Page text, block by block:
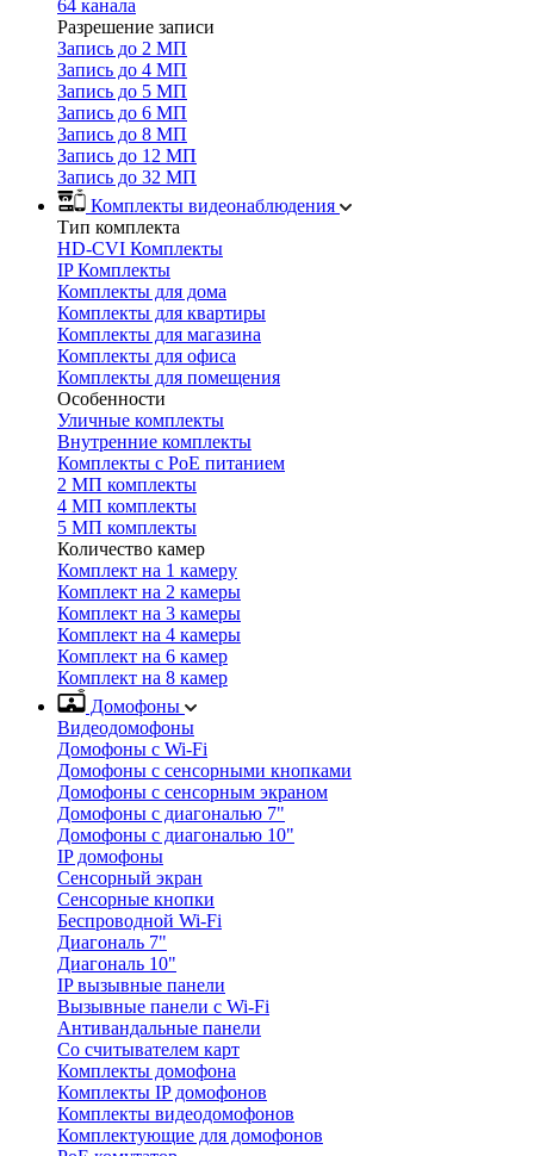
64 канала
Разрешение записи
Запись до 2 МП
Запись до 4 МП
Запись до 5 МП
Запись до 6 МП
Запись до 8 МП
Запись до 12 МП
Запись до 32 МП
Комплекты видеонаблюдения
Тип комплекта
HD-CVI Комплекты
IP Комплекты
Комплекты для дома
Комплекты для квартиры
Комплекты для магазина
Комплекты для офиса
Комплекты для помещения
Особенности
Уличные комплекты
Внутренние комплекты
Комплекты с PoE питанием
2 МП комплекты
4 МП комплекты
5 МП комплекты
Количество камер
Комплект на 1 камеру
Комплект на 2 камеры
Комплект на 3 камеры
Комплект на 4 камеры
Комплект на 6 камер
Комплект на 8 камер
Домофоны
Видеодомофоны
Домофоны с Wi-Fi
Домофоны с сенсорными кнопками
Домофоны с сенсорным экраном
Домофоны с диагональю 7"
Домофоны с диагональю 10"
IP домофоны
Сенсорный экран
Сенсорные кнопки
Беспроводной Wi-Fi
Диагональ 7"
Диагональ 10"
IP вызывные панели
Вызывные панели с Wi-Fi
Антивандальные панели
Со считывателем карт
Комплекты домофона
Комплекты IP домофонов
Комплекты видеодомофонов
Комплектующие для домофонов